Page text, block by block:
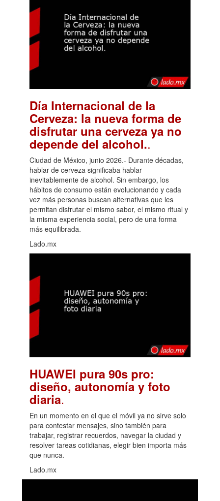
Día Internacional de la
Cerveza: la nueva forma de
disfrutar una cerveza ya no
depende del alcohol..
Ciudad de México, junio 2026.- Durante décadas,
hablar de cerveza significaba hablar
inevitablemente de alcohol. Sin embargo, los
hábitos de consumo están evolucionando y cada
vez más personas buscan alternativas que les
permitan disfrutar el mismo sabor, el mismo ritual y
la misma experiencia social, pero de una forma
más equilibrada.
Lado.mx
HUAWEI pura 90s pro:
diseño, autonomía y foto
diaria.
En un momento en el que el móvil ya no sirve solo
para contestar mensajes, sino también para
trabajar, registrar recuerdos, navegar la ciudad y
resolver tareas cotidianas, elegir bien importa más
que nunca.
Lado.mx